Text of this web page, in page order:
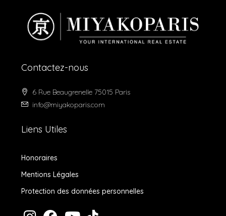
Contactez-nous
6 Rue Beaugrenelle 75015 Paris
info@miyakoparis.com
Liens Utiles
Honoraires
Mentions Légales
Protection des données personnelles